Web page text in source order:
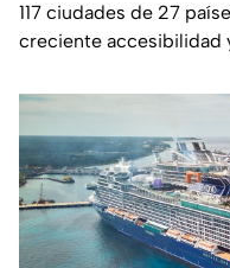
117 ciudades de 27
creciente accesibilidad